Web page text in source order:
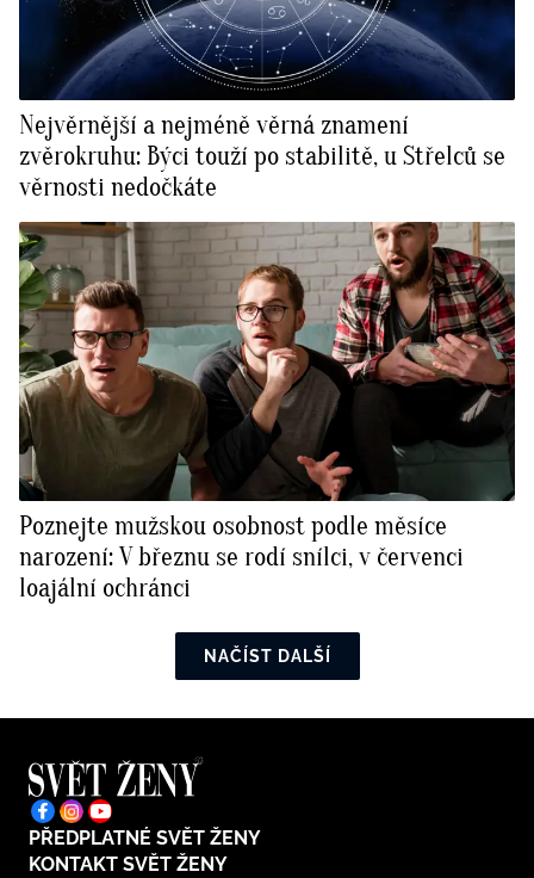
Nejvěrnější a nejméně věrná znamení
zvěrokruhu: Býci touží po stabilitě, u Střelců se
věrnosti nedočkáte
Poznejte mužskou osobnost podle měsíce
narození: V březnu se rodí snílci, v červenci
loajální ochránci
NAČÍST DALŠÍ
PŘEDPLATNÉ SVĚT ŽENY
KONTAKT SVĚT ŽENY